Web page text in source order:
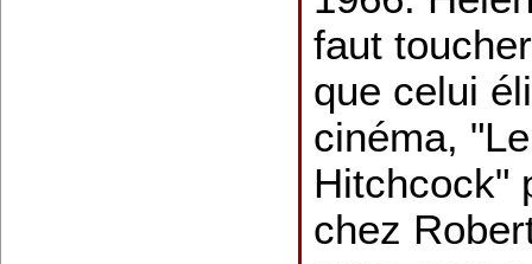
faut
que celui
cinéma,
Hitchcock"
chez